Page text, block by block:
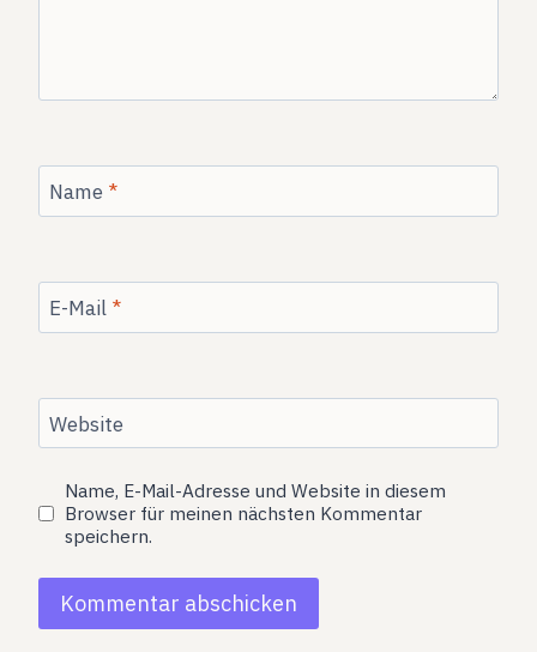
Name *
E-Mail *
Website
Name, E-Mail-Adresse und Website in diesem
Browser für meinen nächsten Kommentar
speichern.